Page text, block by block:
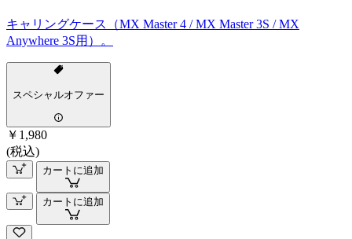
キャリングケース（MX Master 4 / MX Master 3S / MX
Anywhere 3S用）。
スペシャルオファー
￥1,980
(税込)
カートに追加
カートに追加